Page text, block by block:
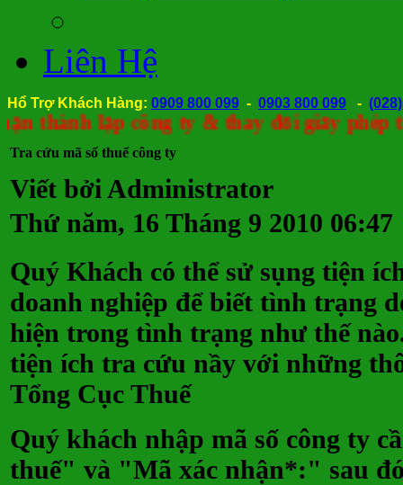
Liên Hệ
Hổ Trợ Khách Hàng: 0909 800 099 - 0903 800 099 -
lập công ty & thay đổi giấy phép
Tra cứu mã số thuế công ty
Viết bởi Administrator
Thứ năm, 16 Tháng 9 2010 06:47
Quý Khách có thể sử sụng tiện
doanh nghiệp để biết tình trạng
hiện trong tình trạng như thế
tiện ích tra cứu nầy với những
Tổng Cục Thuế
Quý khách nhập mã số công ty
thuế" và "Mã xác nhận*:" sau